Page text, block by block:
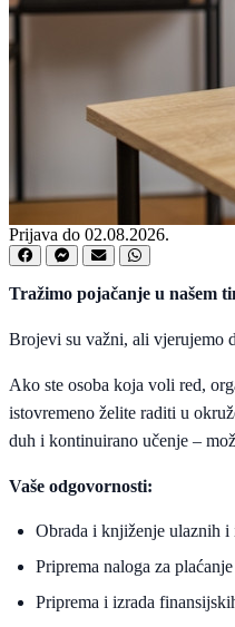
Prijava do 02.08.2026.
Tražimo pojačanje u našem
Brojevi su važni, ali vjerujemo
Ako ste osoba koja voli red,
istovremeno želite raditi u
duh i kontinuirano učenje –
Vaše odgovornosti:
Obrada i knjiženje ulaznih i
Priprema naloga za
Priprema i izrada